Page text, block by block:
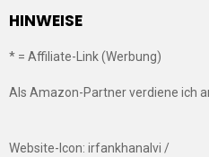
HINWEISE
* = Affiliate-Link (Werbung)
Als Amazon-Partner verdiene ich
Website-Icon: irfankhanalvi /